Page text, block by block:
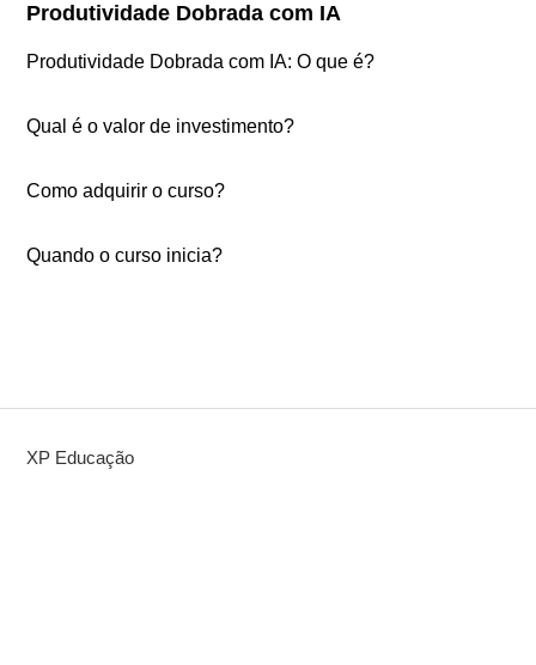
Produtividade Dobrada com IA
Produtividade Dobrada com IA: O que é?
Qual é o valor de investimento?
Como adquirir o curso?
Quando o curso inicia?
XP Educação